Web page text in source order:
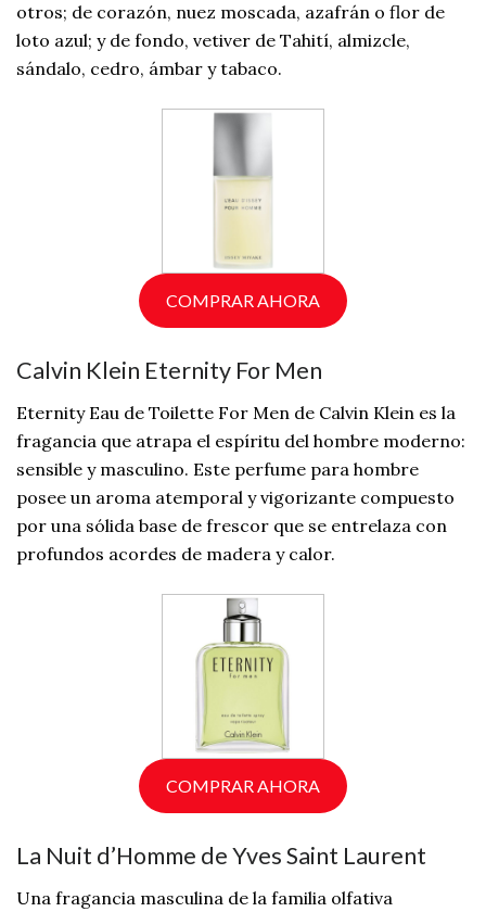
otros; de corazón, nuez moscada, azafrán o flor de
loto azul; y de fondo, vetiver de Tahití, almizcle,
sándalo, cedro, ámbar y tabaco.
COMPRAR AHORA
Calvin Klein Eternity For Men
Eternity Eau de Toilette For Men de Calvin Klein es la
fragancia que atrapa el espíritu del hombre moderno:
sensible y masculino. Este perfume para hombre
posee un aroma atemporal y vigorizante compuesto
por una sólida base de frescor que se entrelaza con
profundos acordes de madera y calor.
COMPRAR AHORA
La Nuit d’Homme de Yves Saint Laurent
Una fragancia masculina de la familia olfativa